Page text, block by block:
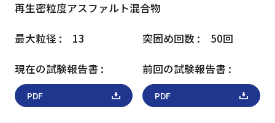
再生密粒度アスファルト混合物
13 50回
PDF PDF